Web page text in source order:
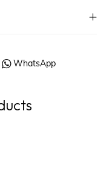
WhatsApp